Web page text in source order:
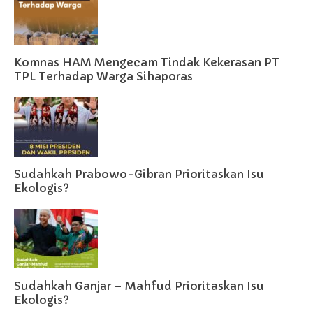
Komnas HAM Mengecam Tindak Kekerasan PT
TPL Terhadap Warga Sihaporas
Sudahkah Prabowo-Gibran Prioritaskan Isu
Ekologis?
Sudahkah Ganjar – Mahfud Prioritaskan Isu
Ekologis?